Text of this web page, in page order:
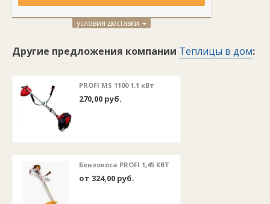
условия доставки
Другие предложения компании Теплицы в дом:
PROFI MS 1100 1.1 кВт
270,00 руб.
Бензокоса PROFI 1,45 КВТ
от 324,00 руб.